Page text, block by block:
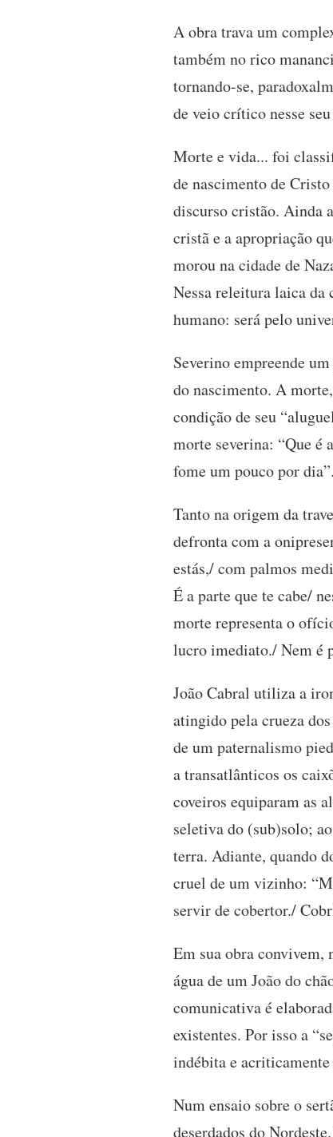
A obra trava um
também no rico
tornando-se,
de veio crítico nesse
Morte e vida... foi
de nascimento de
discurso cristão. Ainda
cristã e a apropriação
morou na cidade de
Nessa releitura laica da
humano: será pelo
Severino empreende
do nascimento. A
condição de seu
morte severina: “Que é
fome um pouco por dia”.
Tanto na origem da
defronta com a
estás,/ com palmos
É a parte que te cabe/
morte representa o
lucro imediato./ Nem é
João Cabral utiliza a
atingido pela crueza
de um paternalismo
a transatlânticos os
coveiros equiparam as
seletiva do (sub)solo;
terra. Adiante, quando
cruel de um vizinho:
servir de cobertor./
Em sua obra convivem,
água de um João do
comunicativa é
existentes. Por isso a
indébita e
Num ensaio sobre o
deserdados do